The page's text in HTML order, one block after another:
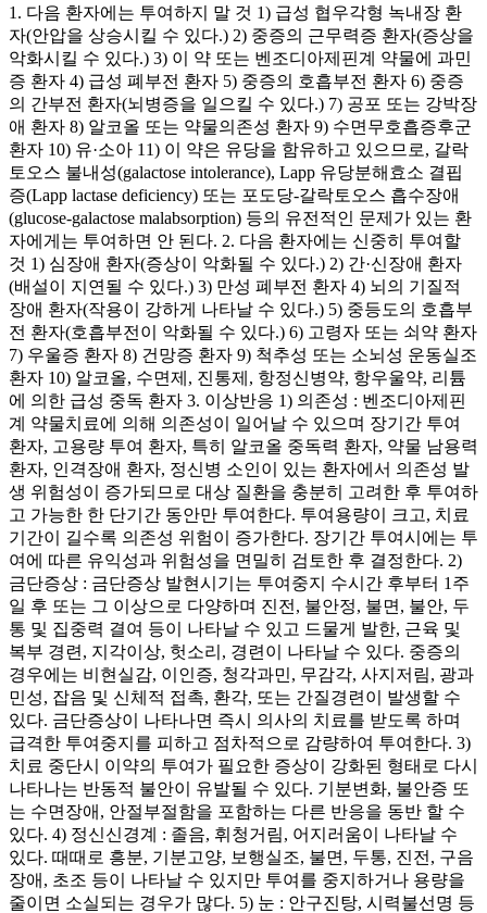
1. 다음 환자에는 투여하지 말 것 1) 급성 협우각형 녹내장 환
자(안압을 상승시킬 수 있다.) 2) 중증의 근무력증 환자(증상을
악화시킬 수 있다.) 3) 이 약 또는 벤조디아제핀계 약물에 과민
증 환자 4) 급성 폐부전 환자 5) 중증의 호흡부전 환자 6) 중증
의 간부전 환자(뇌병증을 일으킬 수 있다.) 7) 공포 또는 강박장
애 환자 8) 알코올 또는 약물의존성 환자 9) 수면무호흡증후군
환자 10) 유·소아 11) 이 약은 유당을 함유하고 있으므로, 갈락
토오스 불내성(galactose intolerance), Lapp 유당분해효소 결핍
증(Lapp lactase deficiency) 또는 포도당-갈락토오스 흡수장애
(glucose-galactose malabsorption) 등의 유전적인 문제가 있는 환
자에게는 투여하면 안 된다. 2. 다음 환자에는 신중히 투여할
것 1) 심장애 환자(증상이 악화될 수 있다.) 2) 간·신장애 환자
(배설이 지연될 수 있다.) 3) 만성 폐부전 환자 4) 뇌의 기질적
장애 환자(작용이 강하게 나타날 수 있다.) 5) 중등도의 호흡부
전 환자(호흡부전이 악화될 수 있다.) 6) 고령자 또는 쇠약 환자
7) 우울증 환자 8) 건망증 환자 9) 척추성 또는 소뇌성 운동실조
환자 10) 알코올, 수면제, 진통제, 항정신병약, 항우울약, 리튬
에 의한 급성 중독 환자 3. 이상반응 1) 의존성 : 벤조디아제핀
계 약물치료에 의해 의존성이 일어날 수 있으며 장기간 투여
환자, 고용량 투여 환자, 특히 알코올 중독력 환자, 약물 남용력
환자, 인격장애 환자, 정신병 소인이 있는 환자에서 의존성 발
생 위험성이 증가되므로 대상 질환을 충분히 고려한 후 투여하
고 가능한 한 단기간 동안만 투여한다. 투여용량이 크고, 치료
기간이 길수록 의존성 위험이 증가한다. 장기간 투여시에는 투
여에 따른 유익성과 위험성을 면밀히 검토한 후 결정한다. 2)
금단증상 : 금단증상 발현시기는 투여중지 수시간 후부터 1주
일 후 또는 그 이상으로 다양하며 진전, 불안정, 불면, 불안, 두
통 및 집중력 결여 등이 나타날 수 있고 드물게 발한, 근육 및
복부 경련, 지각이상, 헛소리, 경련이 나타날 수 있다. 중증의
경우에는 비현실감, 이인증, 청각과민, 무감각, 사지저림, 광과
민성, 잡음 및 신체적 접촉, 환각, 또는 간질경련이 발생할 수
있다. 금단증상이 나타나면 즉시 의사의 치료를 받도록 하며
급격한 투여중지를 피하고 점차적으로 감량하여 투여한다. 3)
치료 중단시 이약의 투여가 필요한 증상이 강화된 형태로 다시
나타나는 반동적 불안이 유발될 수 있다. 기분변화, 불안증 또
는 수면장애, 안절부절함을 포함하는 다른 반응을 동반 할 수
있다. 4) 정신신경계 : 졸음, 휘청거림, 어지러움이 나타날 수
있다. 때때로 흥분, 기분고양, 보행실조, 불면, 두통, 진전, 구음
장애, 초조 등이 나타날 수 있지만 투여를 중지하거나 용량을
줄이면 소실되는 경우가 많다. 5) 눈 : 안구진탕, 시력불선명 등